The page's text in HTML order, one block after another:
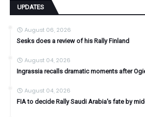
UPDATES
August 06, 2026
Sesks does a review of his Rally Finland
August 04, 2026
Ingrassia recalls dramatic moments after
August 04, 2026
FIA to decide Rally Saudi Arabia's fate by